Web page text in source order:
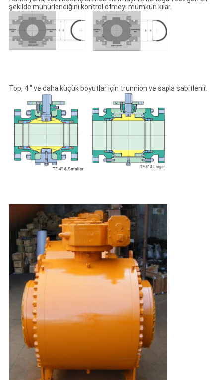
şekilde mühürlendiğini kontrol etmeyi mümkün kılar.
Top, 4 ′′ ve daha küçük boyutlar için trunnion ve sapla sabitlenir.